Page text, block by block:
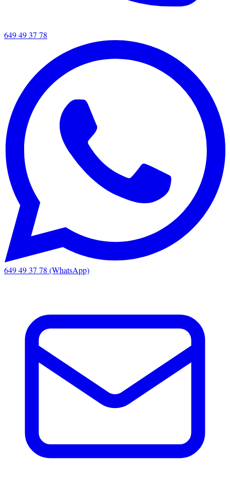
649 49 37 78
649 49 37 78 (WhatsApp)